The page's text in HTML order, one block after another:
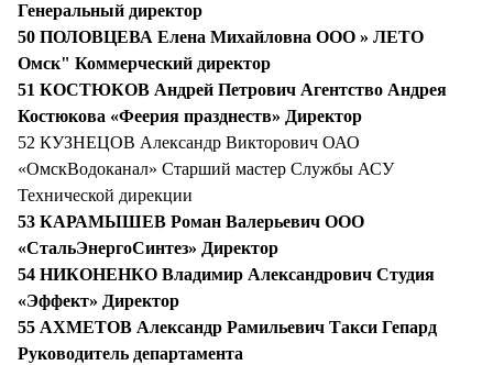
Генеральный директор
50 ПОЛОВЦЕВА Елена Михайловна ООО » ЛЕТО
Омск" Коммерческий директор
51 КОСТЮКОВ Андрей Петрович Агентство Андрея
Костюкова «Феерия празднеств» Директор
52 КУЗНЕЦОВ Александр Викторович ОАО
«ОмскВодоканал» Старший мастер Службы АСУ
Технической дирекции
53 КАРАМЫШЕВ Роман Валерьевич ООО
«СтальЭнергоСинтез» Директор
54 НИКОНЕНКО Владимир Александрович Студия
«Эффект» Директор
55 АХМЕТОВ Александр Рамильевич Такси Гепард
Руководитель департамента